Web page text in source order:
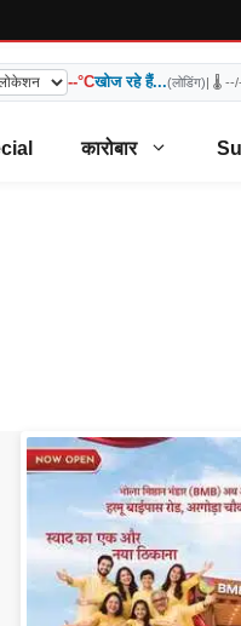
--°Cखोज रहे हैं...(लोडिंग)| 🌡️
कारोबार